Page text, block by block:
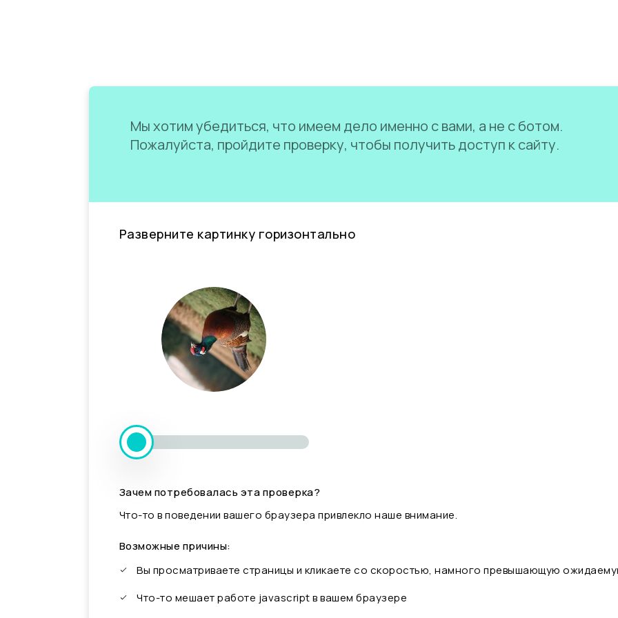
Мы хотим убедиться, что имеем дело именно с вами, а не с ботом.
Пожалуйста, пройдите проверку, чтобы получить доступ к сайту.
Разверните картинку горизонтально
Зачем потребовалась эта проверка?
Что-то в поведении вашего браузера привлекло наше внимание.
Возможные причины:
Вы просматриваете страницы и кликаете со скоростью, намного превышающую
Что-то мешает работе javascript в вашем браузере